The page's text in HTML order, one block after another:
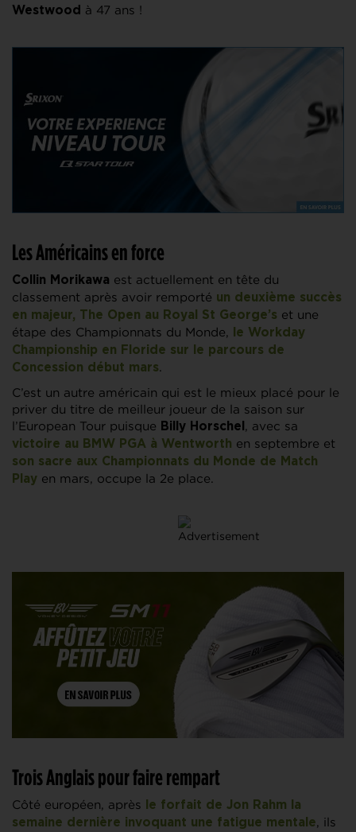
Westwood à 47 ans !
Les Américains en force
Collin Morikawa est actuellement en tête du
classement après avoir remporté un deuxième succès
en majeur, The Open au Royal St George’s et une
étape des Championnats du Monde,
le Workday
Championship en Floride sur le parcours de
Concession début mars.
C’est un autre américain qui est le mieux placé pour le
priver du titre de meilleur joueur de la saison sur
l’European Tour puisque Billy Horschel , avec sa
victoire au BMW PGA à Wentworth en septembre et
son sacre aux Championnats du Monde de Match
Play en mars, occupe la 2e place.
Trois Anglais pour faire rempart
Côté européen, après
le forfait de Jon Rahm la
semaine dernière invoquant une fatigue mentale, ils